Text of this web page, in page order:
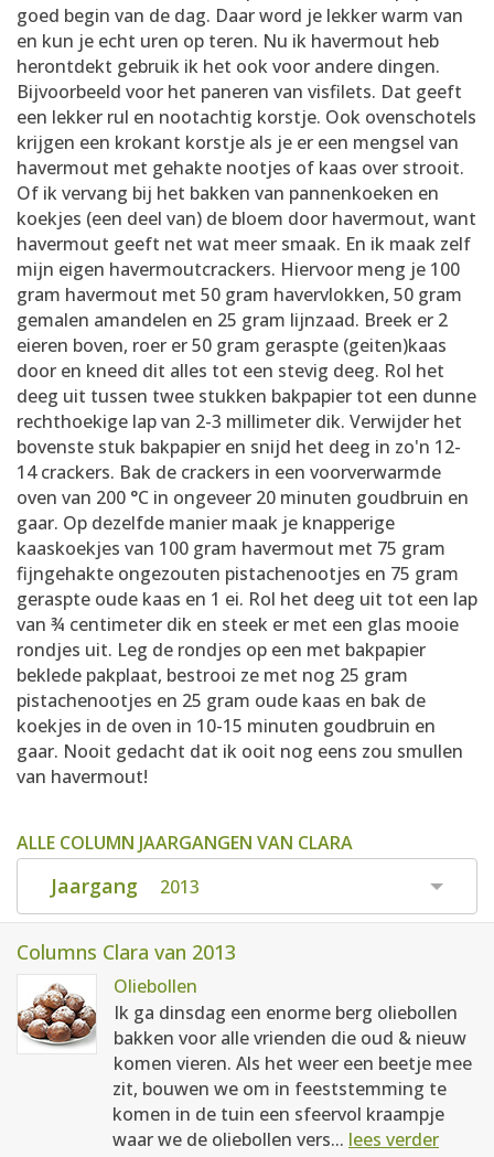
goed begin van de dag. Daar word je lekker warm van
en kun je echt uren op teren. Nu ik havermout heb
herontdekt gebruik ik het ook voor andere dingen.
Bijvoorbeeld voor het paneren van visfilets. Dat geeft
een lekker rul en nootachtig korstje. Ook ovenschotels
krijgen een krokant korstje als je er een mengsel van
havermout met gehakte nootjes of kaas over strooit.
Of ik vervang bij het bakken van pannenkoeken en
koekjes (een deel van) de bloem door havermout, want
havermout geeft net wat meer smaak. En ik maak zelf
mijn eigen havermoutcrackers. Hiervoor meng je 100
gram havermout met 50 gram havervlokken, 50 gram
gemalen amandelen en 25 gram lijnzaad. Breek er 2
eieren boven, roer er 50 gram geraspte (geiten)kaas
door en kneed dit alles tot een stevig deeg. Rol het
deeg uit tussen twee stukken bakpapier tot een dunne
rechthoekige lap van 2-3 millimeter dik. Verwijder het
bovenste stuk bakpapier en snijd het deeg in zo'n 12-
14 crackers. Bak de crackers in een voorverwarmde
oven van 200 °C in ongeveer 20 minuten goudbruin en
gaar. Op dezelfde manier maak je knapperige
kaaskoekjes van 100 gram havermout met 75 gram
fijngehakte ongezouten pistachenootjes en 75 gram
geraspte oude kaas en 1 ei. Rol het deeg uit tot een lap
van ¾ centimeter dik en steek er met een glas mooie
rondjes uit. Leg de rondjes op een met bakpapier
beklede pakplaat, bestrooi ze met nog 25 gram
pistachenootjes en 25 gram oude kaas en bak de
koekjes in de oven in 10-15 minuten goudbruin en
gaar. Nooit gedacht dat ik ooit nog eens zou smullen
van havermout!
ALLE COLUMN JAARGANGEN VAN CLARA
Jaargang 2013
Columns Clara van 2013
Oliebollen
Ik ga dinsdag een enorme berg oliebollen
bakken voor alle vrienden die oud & nieuw
komen vieren. Als het weer een beetje mee
zit, bouwen we om in feeststemming te
komen in de tuin een sfeervol kraampje
waar we de oliebollen vers... lees verder